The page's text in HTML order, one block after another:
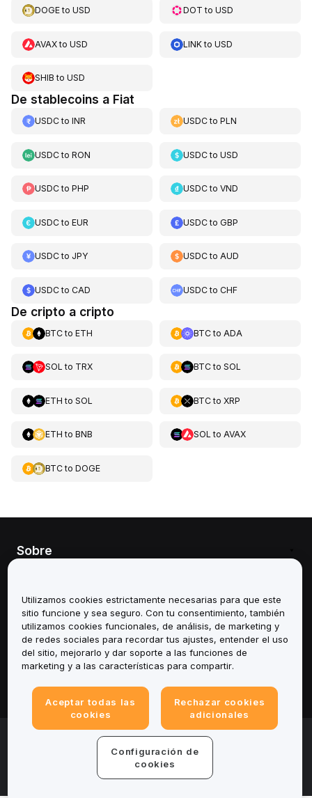
DOGEto USD DOT toUSD
AVAXto USD LINKtoUSD
SHIB to USD
De stablecoins a Fiat
USDCto INR USDCtoPLN
USDCto RON USDCtoUSD
USDCto PHP USDCtoVND
USDCto EUR USDCtoGBP
USDCto JPY USDCtoAUD
USDCto CAD USDCtoCHF
De cripto a cripto
BTCto ETH BTCto ADA
SOL to TRX BTCto SOL
ETH to SOL BTCto XRP
ETH to BNB SOL to AVAX
BTCto DOGE
Sobre
Soporte
Productos
Legal
© 2025-2026 Bybit.eu. Todos los derechos
Términos de Privacidad
Centro de preferencias de cookies
Utilizamos cookies estrictamente necesarias para que este
sitio funcione y sea seguro. Con tu consentimiento, también
utilizamos cookies funcionales, de análisis, de marketing y
de redes sociales para recordar tus ajustes, entender el uso
del sitio, mejorarlo y dar soporte a las funciones de
marketing y a las características para compartir.
Aceptar todas las
cookies
Rechazar cookies
adicionales
Configuración de
cookies